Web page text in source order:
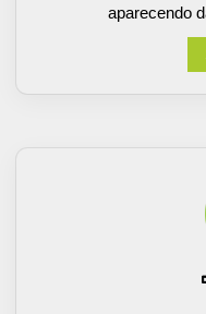
aparecendo